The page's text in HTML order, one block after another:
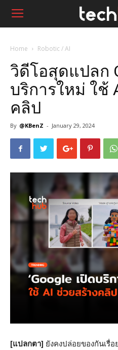
Home Robotic / AI
วิดีโอสุดแปลก
บริการใหม่ ใช้
คลิป
By @KBenZ - January 29, 2024
[แปลกตา] ยังคงปล่อยของกันเรื่อ